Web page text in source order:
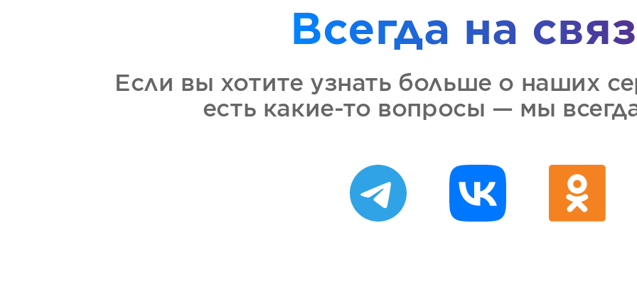
Всегда на
Если вы хотите узнать больше о наших
есть какие-то вопросы — мы